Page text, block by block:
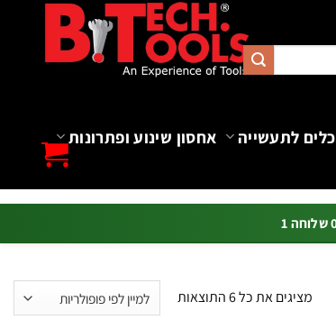
כלים לתעשייה
אחסון שינוע ופתרונות
מציגים את כל ⁦6⁩ התוצאות
ממוין
לפי